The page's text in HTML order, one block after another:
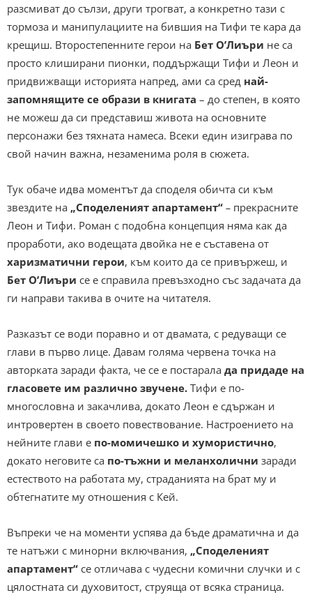
разсмиват до сълзи, други трогват, а конкретно тази с
тормоза и манипулациите на бившия на Тифи те кара да
крещиш. Второстепенните герои на Бет О’Лиъри не са
просто клиширани пионки, поддържащи Тифи и Леон и
придвижващи историята напред, ами са сред най-
запомнящите се образи в книгата – до степен, в която
не можеш да си представиш живота на основните
персонажи без тяхната намеса. Всеки един изиграва по
свой начин важна, незаменима роля в сюжета.
Тук обаче идва моментът да споделя обичта си към
звездите на „Споделеният апартамент“ – прекрасните
Леон и Тифи. Роман с подобна концепция няма как да
проработи, ако водещата двойка не е съставена от
харизматични герои, към които да се привържеш, и
Бет О’Лиъри се е справила превъзходно със задачата да
ги направи такива в очите на читателя.
Разказът се води поравно и от двамата, с редуващи се
глави в първо лице. Давам голяма червена точка на
авторката заради факта, че се е постарала да придаде на
гласовете им различно звучене. Тифи е по-
многословна и закачлива, докато Леон е сдържан и
интровертен в своето повествование. Настроението на
нейните глави е по-момичешко и хумористично,
докато неговите са по-тъжни и меланхолични заради
естеството на работата му, страданията на брат му и
обтегнатите му отношения с Кей.
Въпреки че на моменти успява да бъде драматична и да
те натъжи с минорни включвания, „Споделеният
апартамент“ се отличава с чудесни комични случки и с
цялостната си духовитост, струяща от всяка страница.